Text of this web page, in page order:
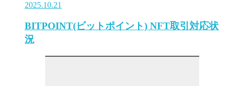
2025.10.21
BITPOINT(ビットポイント) NFT取引対応状
況